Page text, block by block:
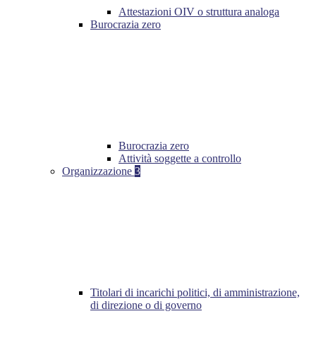
Attestazioni OIV o struttura analoga
Burocrazia zero
Burocrazia zero
Attività soggette a controllo
Organizzazione 3
Titolari di incarichi politici, di amministrazione,
di direzione o di governo